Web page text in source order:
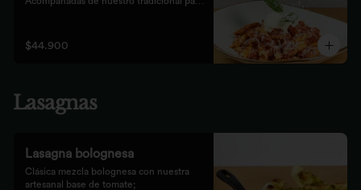
$44.900
Lasagnas
Lasagna bolognesa
Clásica mezcla bolognesa con nuestra
artesanal base de tomate;